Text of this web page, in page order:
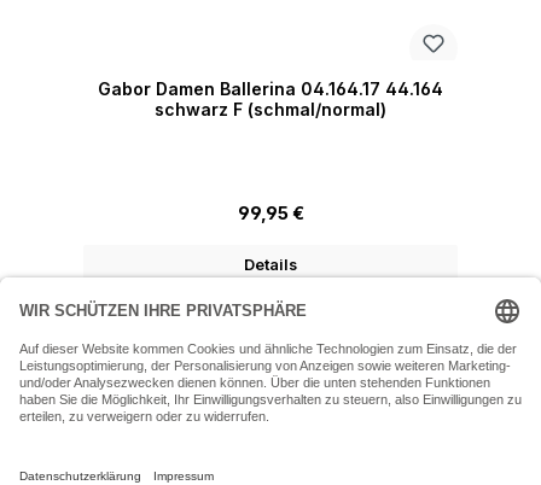
Gabor Damen Ballerina 04.164.17 44.164
schwarz F (schmal/normal)
Regulärer Preis:
99,95 €
Details
07243 54050 (Mo-Fr: 9.30 - 18:30 Uhr Sa: 9:30 - 16 Uhr)
SERVICE-HOTLINE